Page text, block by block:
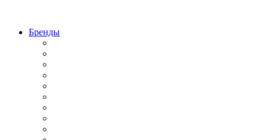
Бренды